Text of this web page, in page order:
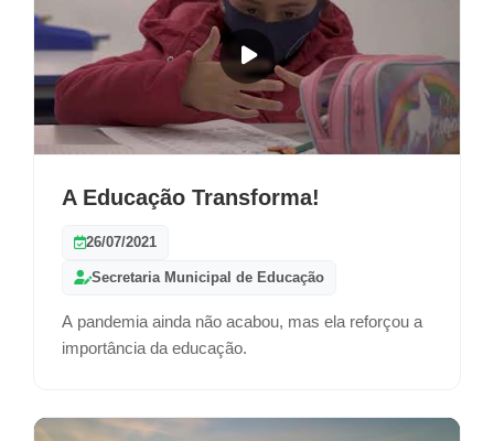
A Educação Transforma!
26/07/2021
Secretaria Municipal de Educação
A pandemia ainda não acabou, mas ela reforçou a
importância da educação.